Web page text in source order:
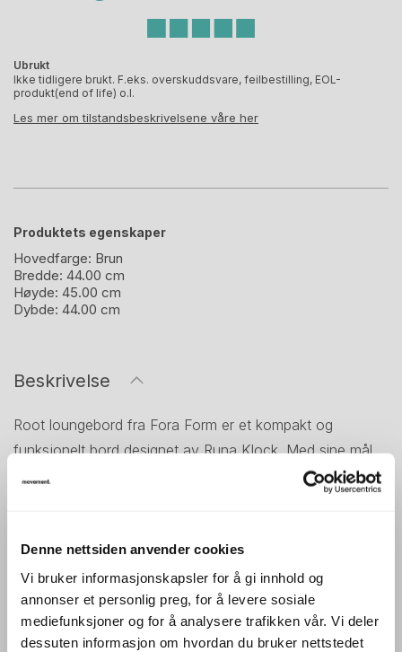
Denne nettsiden anvender cookies
Vi bruker informasjonskapsler for å gi innhold og
annonser et personlig preg, for å levere sosiale
mediefunksjoner og for å analysere trafikken vår. Vi deler
dessuten informasjon om hvordan du bruker nettstedet
Ubrukt
Ikke tidligere brukt. F.eks. overskuddsvare, feilbestilling, EOL-
produkt(end of life) o.l.
Les mer om tilstandsbeskrivelsene våre her
Produktets egenskaper
Hovedfarge: Brun
Bredde: 44.00 cm
Høyde: 45.00 cm
Dybde: 44.00 cm
Beskrivelse
Root loungebord fra Fora Form er et kompakt og
funksjonelt bord designet av Runa Klock. Med sine mål
på 44 × 44 cm og høyde på 45 cm passer det perfekt i
loungeområder, ventearealer og sosiale soner hvor
spesielt røtters elegante kurver, noe som gir det et unikt
og moderne uttrykk. Det kan brukes alene eller
kombineres med andre bord i Root-serien for å skape